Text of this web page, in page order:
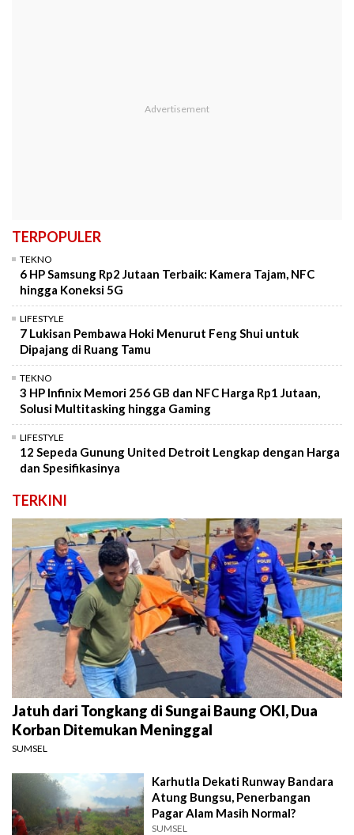
TERPOPULER
TEKNO
6 HP Samsung Rp2 Jutaan Terbaik: Kamera Tajam, NFC
hingga Koneksi 5G
LIFESTYLE
7 Lukisan Pembawa Hoki Menurut Feng Shui untuk
Dipajang di Ruang Tamu
TEKNO
3 HP Infinix Memori 256 GB dan NFC Harga Rp1 Jutaan,
Solusi Multitasking hingga Gaming
LIFESTYLE
12 Sepeda Gunung United Detroit Lengkap dengan Harga
dan Spesifikasinya
TERKINI
Jatuh dari Tongkang di Sungai Baung OKI, Dua
Korban Ditemukan Meninggal
SUMSEL
Karhutla Dekati Runway Bandara
Atung Bungsu, Penerbangan
Pagar Alam Masih Normal?
SUMSEL